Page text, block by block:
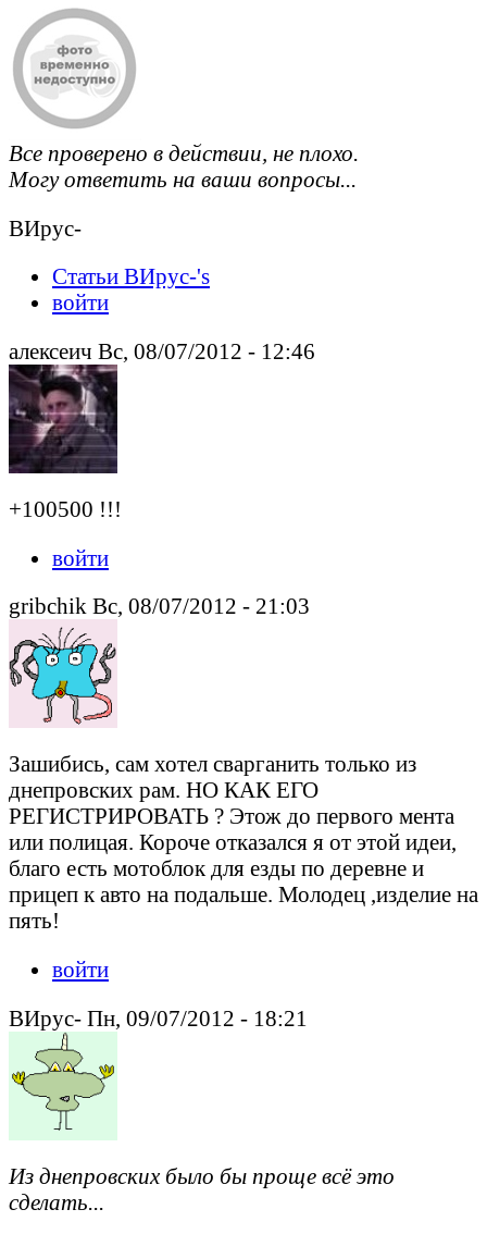
Все проверено в действии, не плохо.
Могу ответить на ваши вопросы...
ВИрус-
Статьи ВИрус-'s
войти
алексеич Вс, 08/07/2012 - 12:46
+100500 !!!
войти
gribchik Вс, 08/07/2012 - 21:03
Зашибись, сам хотел сварганить только из
днепровских рам. НО КАК ЕГО
РЕГИСТРИРОВАТЬ ? Этож до первого мента
или полицая. Короче отказался я от этой идеи,
благо есть мотоблок для езды по деревне и
прицеп к авто на подальше. Молодец ,изделие на
пять!
войти
ВИрус- Пн, 09/07/2012 - 18:21
Из днепровских было бы проще всё это
сделать...